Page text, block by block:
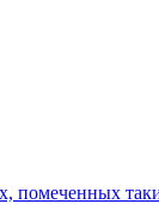
помеченных